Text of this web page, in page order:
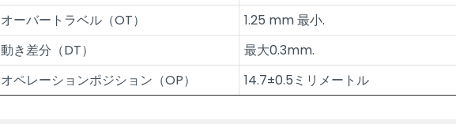
オーバートラベル（OT）
1.25 mm 最小.
動き差分（DT）
最大0.3mm.
オペレーションポジション（OP）
14.7±0.5ミリメートル